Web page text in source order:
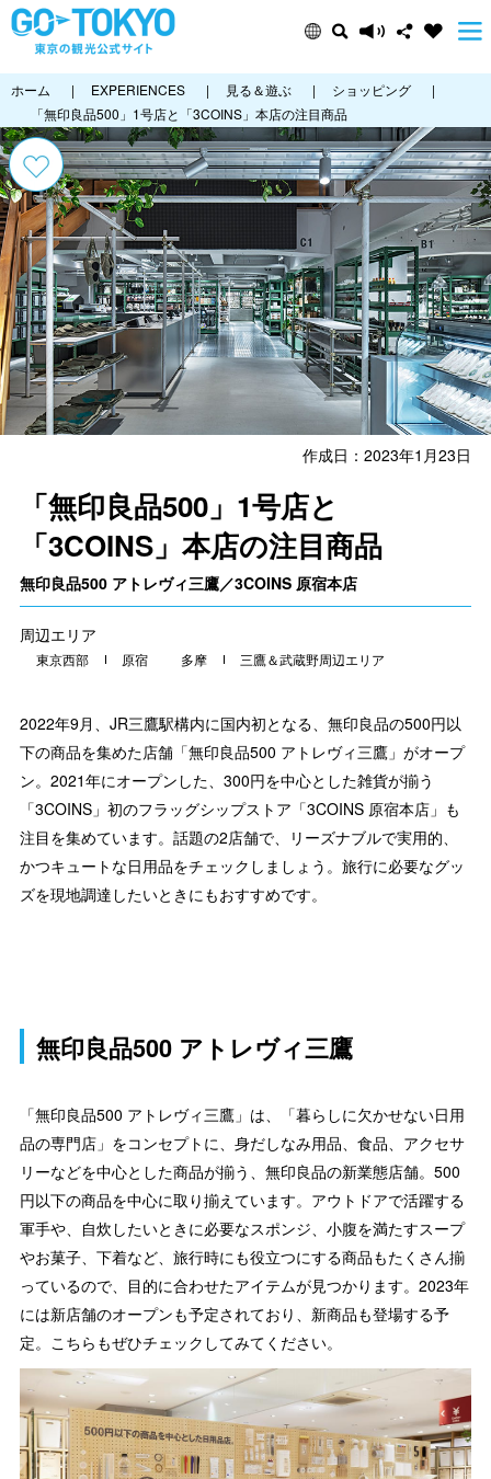
ホーム | EXPERIENCES | 見る＆遊ぶ | ショッピング
|
「無印良品500」1号店と「3COINS」本店の注目商品
作成日：2023年1月23日
「無印良品500」1号店と
「3COINS」本店の注目商品
無印良品500 アトレヴィ三鷹／3COINS 原宿本店
周辺エリア
東京西部 原宿 多摩 三鷹＆武蔵野周辺エリア
2022年9月、JR三鷹駅構内に国内初となる、無印良品の500円以
下の商品を集めた店舗「無印良品500 アトレヴィ三鷹」がオープ
ン。2021年にオープンした、300円を中心とした雑貨が揃う
「3COINS」初のフラッグシップストア「3COINS 原宿本店」も
注目を集めています。話題の2店舗で、リーズナブルで実用的、
かつキュートな日用品をチェックしましょう。旅行に必要なグッ
ズを現地調達したいときにもおすすめです。
無印良品500 アトレヴィ三鷹
「無印良品500 アトレヴィ三鷹」は、「暮らしに欠かせない日用
品の専門店」をコンセプトに、身だしなみ用品、食品、アクセサ
リーなどを中心とした商品が揃う、無印良品の新業態店舗。500
円以下の商品を中心に取り揃えています。アウトドアで活躍する
軍手や、自炊したいときに必要なスポンジ、小腹を満たすスープ
やお菓子、下着など、旅行時にも役立つにする商品もたくさん揃
っているので、目的に合わせたアイテムが見つかります。2023年
には新店舗のオープンも予定されており、新商品も登場する予
定。こちらもぜひチェックしてみてください。